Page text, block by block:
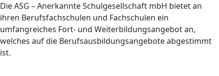
Die ASG – Anerkannte Schulgesellschaft mbH bietet an
ihren Berufsfachschulen und Fachschulen ein
umfangreiches Fort- und Weiterbildungsangebot an,
welches auf die Berufsausbildungsangebote abgestimmt
ist.